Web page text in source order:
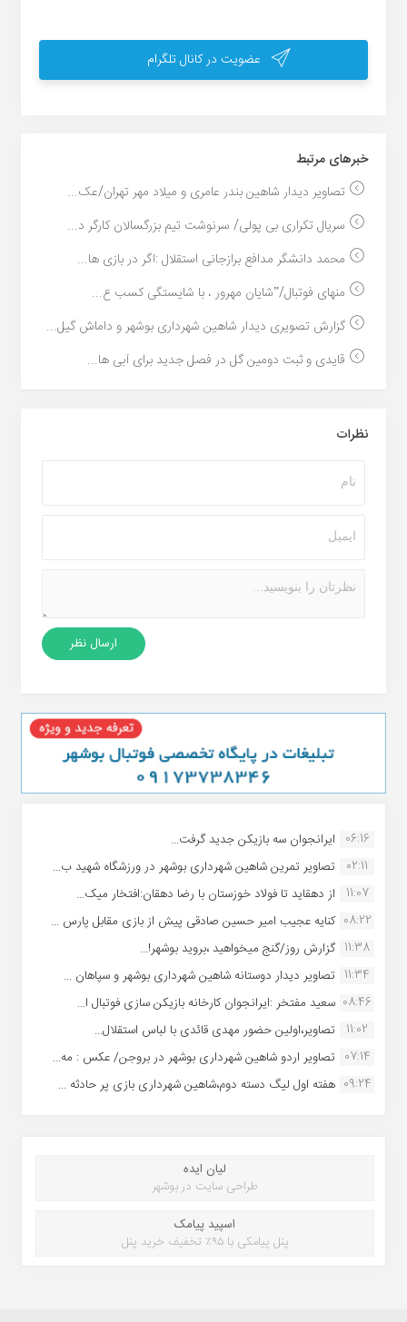
عضویت در کانال تلگرام
خبر‌های مرتبط
تصاویر دیدار شاهین بندر عامری و میلاد مهر تهران/عک...
سریال تکراری بی پولی/ سرنوشت تیم بزرگسالان کارگر د...
محمد دانشگر مدافع برازجانی استقلال :اگر در بازی ها...
منهای فوتبال/”شایان مهرور ، با شایستگی کسب ع...
گزارش تصویرى دیدار شاهین شهردارى بوشهر و داماش گیل...
قایدی و ثبت دومین گل در فصل جدید برای آبی ها...
نظرات
06:16 ایرانجوان سه بازیکن جدید گرفت...
02:11
تصاویر تمرین شاهین شهردارى بوشهر در ورزشگاه شهید ب...
11:07
از دهقاید تا فولاد خوزستان با رضا دهقان:افتخار میک...
08:22 کنایه عجیب امیر حسین صادقی پیش از بازی مقابل پارس ...
11:38 گزارش روز/گنج میخواهید ،بروید بوشهر!...
11:34 تصاویر دیدار دوستانه شاهین شهردارى بوشهر و سپاهان ...
08:46 سعید مفتخر :ایرانجوان کارخانه بازیکن سازی فوتبال ا...
11:02
تصاویر،اولین حضور مهدی قائدی با لباس استقلال...
07:14 تصاویر اردو شاهین شهرداری بوشهر در بروجن/ عکس : مه...
09:24 هفته اول لیگ دسته دوم،شاهین شهرداری بازی پر حادثه ...
لیان ایده
طراحی سایت در بوشهر
اسپید پیامک
پنل پیامکی با ۹۵٪ تخفیف خرید پنل